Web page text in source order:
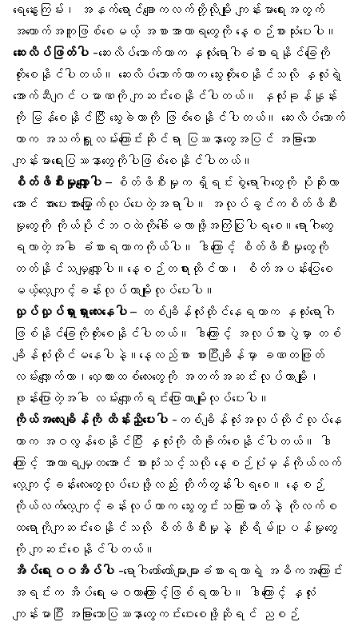
ရေနွေးကြမ်း ၊ အနက်ရောင်ချောကလက်တို့လိုမျိုး ကျန်းမာရေးအတွက်
အထောက်အကူဖြစ်စေမယ့် အစာအာဟာရတွေကို နေ့စဉ်စားသုံးပေးပါ။
ဆေးလိပ်ဖြတ်ပါ -ဆေးလိပ်သောက်တာက နှလုံးရောဂါခံစားရနိုင်ခြေကို
တိုးစေနိုင်ပါတယ်။ ဆေးလိပ်သောက်တာက သွေးတိုးစေနိုင်သလို နှလုံးရဲ့
အောက်ဆီဂျင်ပမာဏကို ကျဆင်းစေနိုင်ပါတယ်။ နှလုံးခုန်နှုန်း
ကို မြန်စေနိုင်ပြီး သွေးခဲတာကို ဖြစ်စေနိုင်ပါတယ်။ ဆေးလိပ်သောက်
တာကအသက်ရှူလမ်းကြောင်း ဆိုင်ရာ ပြဿနာတွေအပြင် အခြားသော
ကျန်းမာရေးပြဿနာတွေကိုပါဖြစ်စေနိုင်ပါတယ်။
စိတ်ဖိစီးမှုလျှော့ပါ– စိတ်ဖိစီးမှုက ရှိရင်းစွဲရောဂါတွေကို ပိုဆိုးလာ
အောင် အားပေးအားမြှောက်လုပ်ပေးတဲ့အရာပါ။ အလုပ်ခွင်ကစိတ်ဖိစီး
မှုတွေကို ကိုယ်ပိုင်ဘဝထဲကိုခေါ်မလာဖို့အကြံပြုပါရစေ။ရောဂါတွေ
ရလာတဲ့အခါ ခံစားရတာကကိုယ်ပါ။ ဒါကြောင့် စိတ်ဖိစီးမှုတွေကို
တတ်နိုင်သမျှလျှော့ပါ။နေ့စဉ် တရားထိုင်တာ ၊ စိတ်အပန်းပြေစေ
မယ့်လေ့ကျင့်ခန်းလုပ်တာမျိုးလုပ်ပေးပါ။
လှုပ်လှုပ်ရှားရှားလေးနေပါ– တစ်ချိန်လုံးထိုင်နေရတာက နှလုံးရောဂါ
ဖြစ်နိုင်ခြေကိုတိုးစေနိုင်ပါတယ်။ ဒါကြောင့် အလုပ်စားပွဲမှာ တစ်
ချိန်လုံးထိုင်မနေပါနဲ့။နေ့လည်စာ စားပြီးချိန်မှာ ခဏတဖြုတ်
လမ်းလျှောက်တာ၊လှေကားထစ်လေးတွေကို အတက်အဆင်းလုပ်တာမျိုး၊
ဖုန်းပြောတဲ့အခါ လမ်းလျှောက်ရင်းပြောတာမျိုးလုပ်ပေးပါ။
ကိုယ်အလေးချိန် ကို ထိန်းညှိပေးပါ-တစ်ချိန်လုံးအလုပ်ထိုင်လုပ်နေ
တာက အဝလွန်စေနိုင်ပြီး နှလုံးကို ထိခိုက်စေနိုင်ပါတယ်။ ဒါ
ကြောင့် အာဟာရမျှတအောင် စားသုံးသင့်သလို နေ့စဉ်ပုံမှန်ကိုယ်လက်
လေ့ကျင့်ခန်းလေးတွေလုပ်ပေးဖို့လည်း တိုက်တွန်းပါရစေ။ နေ့စဉ်
ကိုယ်လက်လေ့ကျင့်ခန်းလုပ်တာက သွေးတွင်းသကြားဓာတ်နဲ့ ကိုလက်စ
ထရောကိုကျဆင်းစေနိုင်သလို စိတ်ဖိစီးမှုနဲ့ စိုးရိမ်ပူပန်မှုတွေ
ကို ကျဆင်းစေနိုင်ပါတယ်။
အိပ်ရေးဝဝအိပ်ပါ-ရောဂါတော်တော်များများခံစားရတာရဲ့ အဓိကအကြောင်း
အရင်းက အိပ်ရေးမဝတာကြောင့်ဖြစ်ရတာပါ။ ဒါကြောင့် နှလုံး
ကျန်းမာပြီး အခြားသောပြဿနာတွေကင်းဝေးစေဖို့ဆိုရင် ညစဉ်